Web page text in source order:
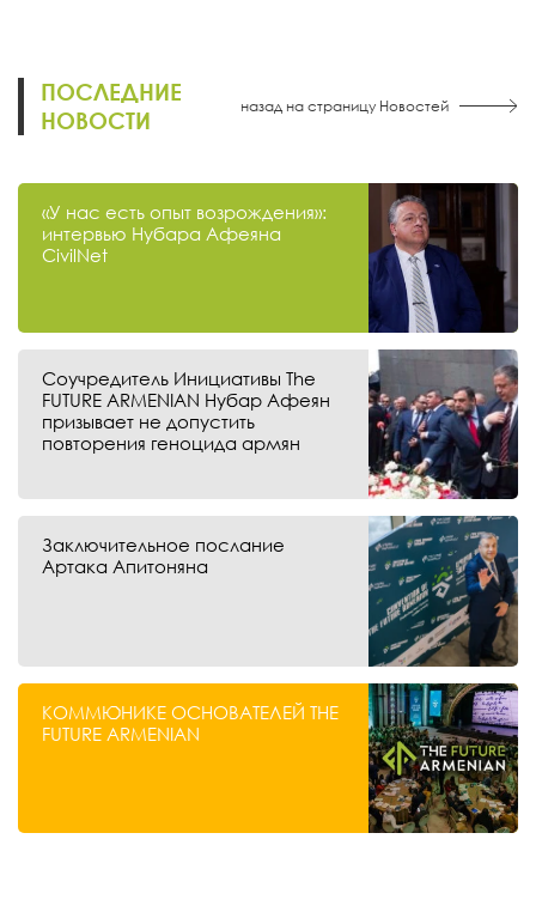
ПОСЛЕДНИЕ
НОВОСТИ
назад на страницу Новостей
«У нас есть опыт возрождения»:
интервью Нубара Афеяна
CivilNet
Соучредитель Инициативы The
FUTURE ARMENIAN Нубар Афеян
призывает не допустить
повторения геноцида армян
Заключительное послание
Артака Апитоняна
КОММЮНИКЕ ОСНОВАТЕЛЕЙ THE
FUTURE ARMENIAN